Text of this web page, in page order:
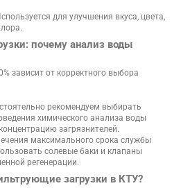
для улучшения вкуса, цвета,
почему анализ воды
зависит от корректного выбора
рекомендуем выбирать
химического анализа воды
загрязнителей.
максимального срока службы
солевые баки и клапаны
регенерации.
загрузки в КТУ?